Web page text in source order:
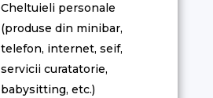
Cheltuieli personale
(produse din minibar,
telefon, internet, seif,
servicii curatatorie,
babysitting, etc.)